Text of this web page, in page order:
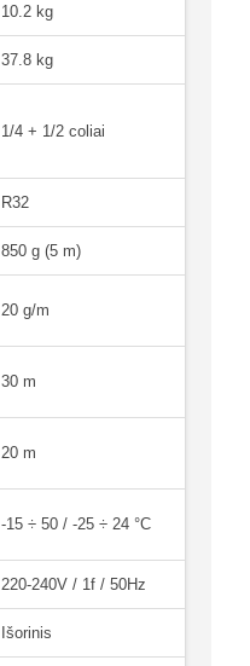
10.2 kg
37.8 kg
1/4 + 1/2 coliai
R32
850 g (5 m)
20 g/m
30 m
20 m
-15 ÷ 50 / -25 ÷ 24 °C
220-240V / 1f / 50Hz
Išorinis